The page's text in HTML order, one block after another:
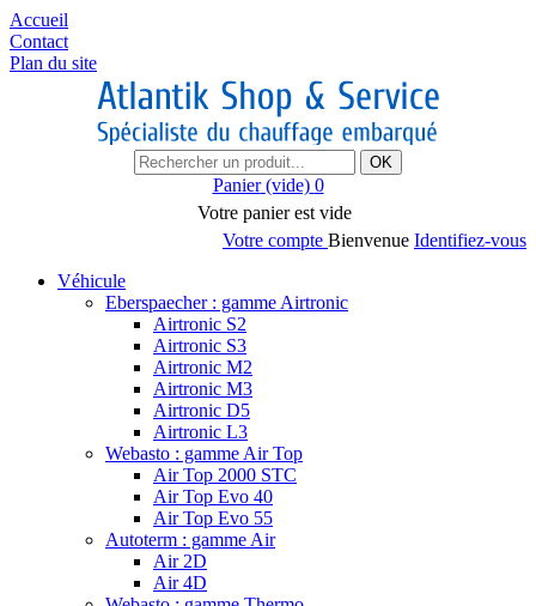
Accueil
Contact
Plan du site
OK
Panier (vide) 0
Votre panier est vide
Votre compte Bienvenue Identifiez-vous
Véhicule
Eberspaecher : gamme Airtronic
Airtronic S2
Airtronic S3
Airtronic M2
Airtronic M3
Airtronic D5
Airtronic L3
Webasto : gamme Air Top
Air Top 2000 STC
Air Top Evo 40
Air Top Evo 55
Autoterm : gamme Air
Air 2D
Air 4D